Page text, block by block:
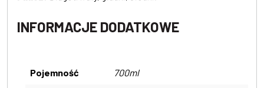
INFORMACJE DODATKOWE
Pojemność 700ml